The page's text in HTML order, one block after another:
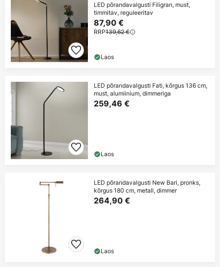
LED põrandavalgusti Filigran, must,
timmitav, reguleeritav
87,90 €
RRP139,62 €
Laos
LED põrandavalgusti Fati, kõrgus 136 cm,
must, alumiinium, dimmeriga
259,46 €
Laos
LED põrandavalgusti New Bari, pronks,
kõrgus 180 cm, metall, dimmer
264,90 €
Laos